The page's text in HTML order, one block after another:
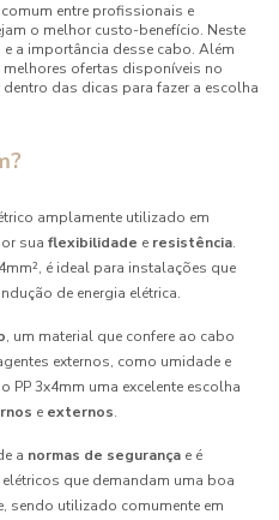
entre profissionais e
o melhor custo-benefício. Neste
a importância desse cabo. Além
ofertas disponíveis no
das dicas para fazer a escolha
amplamente utilizado em
sua flexibilidade e resistência.
é ideal para instalações que
de energia elétrica.
, um material que confere ao cabo
externos, como umidade e
3x4mm uma excelente escolha
e externos.
a normas de segurança e é
que demandam uma boa
sendo utilizado comumente em